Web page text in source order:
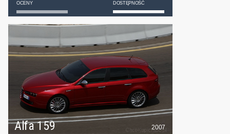
OCENY DOSTĘPNOŚĆ
Alfa 159 2007